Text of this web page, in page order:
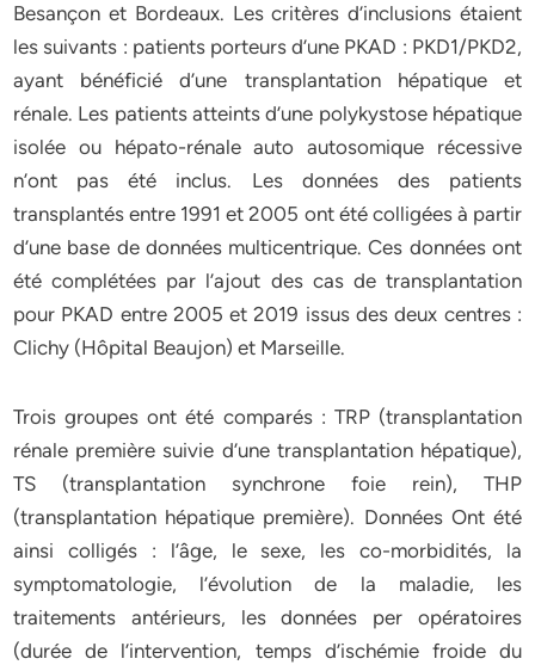
Besançon et Bordeaux. Les critères d’inclusions étaient
les suivants : patients porteurs d’une PKAD : PKD1/PKD2,
ayant bénéficié d’une transplantation hépatique et
rénale. Les patients atteints d’une polykystose hépatique
isolée ou hépato-rénale auto autosomique récessive
n’ont pas été inclus. Les données des patients
transplantés entre 1991 et 2005 ont été colligées à partir
d’une base de données multicentrique. Ces données ont
été complétées par l’ajout des cas de transplantation
pour PKAD entre 2005 et 2019 issus des deux centres :
Clichy (Hôpital Beaujon) et Marseille.
Trois groupes ont été comparés : TRP (transplantation
rénale première suivie d’une transplantation hépatique),
TS (transplantation synchrone foie rein), THP
(transplantation hépatique première). Données Ont été
ainsi colligés : l’âge, le sexe, les co-morbidités, la
symptomatologie, l’évolution de la maladie, les
traitements antérieurs, les données per opératoires
(durée de l’intervention, temps d’ischémie froide du